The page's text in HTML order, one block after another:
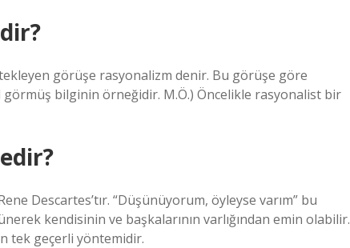
görüşe rasyonalizm denir. Bu görüşe göre
bilginin örneğidir. M.Ö.) Öncelikle rasyonalist bir
Descartes’tır. “Düşünüyorum, öyleyse varım” bu
kendisinin ve başkalarının varlığından emin olabilir.
tek geçerli yöntemidir.